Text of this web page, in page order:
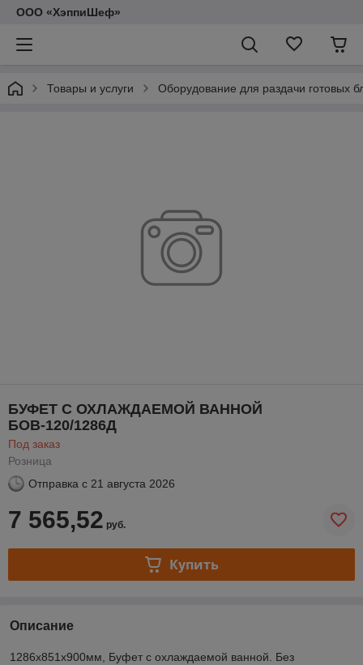
ООО «ХэппиШеф»
Товары и услуги Оборудование для раздачи готовых
БУФЕТ С ОХЛАЖДАЕМОЙ ВАННОЙ
БОВ-120/1286Д
Под заказ
Розница
Отправка с 21 августа 2026
7 565,52 руб.
Купить
Описание
1286х851х900мм, Буфет с охлаждаемой ванной. Без